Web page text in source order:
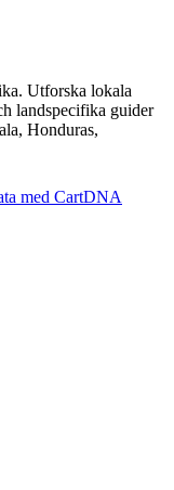
Utforska lokala
landspecifika guider
Honduras,
med CartDNA